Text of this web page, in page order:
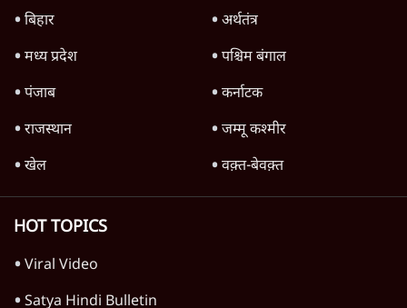
विश्लेषण
दिल्ली
बिहार
अर्थतंत्र
मध्य प्रदेश
पश्चिम बंगाल
पंजाब
कर्नाटक
राजस्थान
जम्मू कश्मीर
HOT TOPICS